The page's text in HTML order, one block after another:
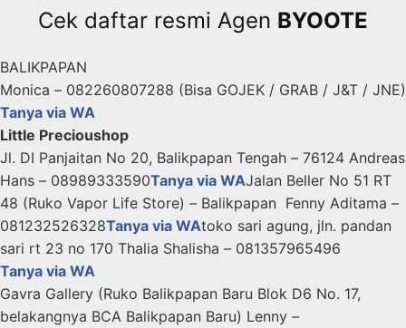
Cek daftar resmi Agen BYOOTE
BALIKPAPAN
Monica – 082260807288 (Bisa GOJEK / GRAB / J&T / JNE)
Tanya via WA
Little Precioushop
Jl. DI Panjaitan No 20, Balikpapan Tengah – 76124 Andreas
Hans – 08989333590Tanya via WAJalan Beller No 51 RT
48 (Ruko Vapor Life Store) – Balikpapan Fenny Aditama –
081232526328Tanya via WAtoko sari agung, jln. pandan
sari rt 23 no 170 Thalia Shalisha – 081357965496
Tanya via WA
Gavra Gallery (Ruko Balikpapan Baru Blok D6 No. 17,
belakangnya BCA Balikpapan Baru) Lenny –